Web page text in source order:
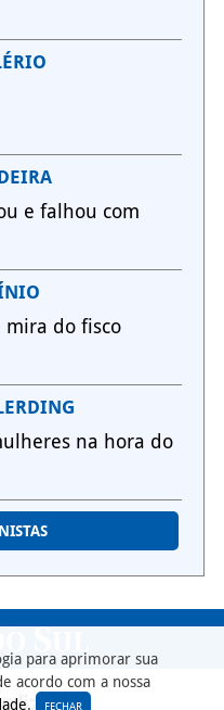
e falhou com
mira do fisco
na hora do
para aprimorar sua
acordo com a nossa
. FECHAR